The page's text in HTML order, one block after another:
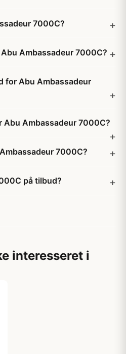
7000C?
Ambassadeur 7000C?
for Abu Ambassadeur
Abu Ambassadeur 7000C?
7000C?
på tilbud?
interesseret i